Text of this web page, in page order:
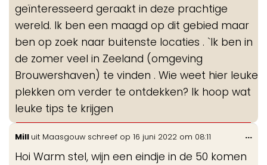
geïnteresseerd geraakt in deze prachtige
wereld. Ik ben een maagd op dit gebied maar
ben op zoek naar buitenste locaties . `Ik ben in
de zomer veel in Zeeland (omgeving
Brouwershaven) te vinden . Wie weet hier leuke
plekken om verder te ontdekken? Ik hoop wat
leuke tips te krijgen
Mill uit Maasgouw schreef op 16 juni 2022 om 08:11
Hoi Warm stel, wijn een eindje in de 50 komen
...